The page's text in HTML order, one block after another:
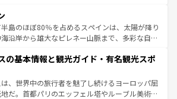
カーナの美しい田園風景やアマルフィ海岸の絶
然景観も見逃せない。観光の合間には、本場の
タなど、絶品のイタリア料理を堪能することも
るイタリアで、忘れられない旅をしてみよう！
のイタリア情報は
島のほぼ80％を占めるスペインは、太陽が降り
沿岸から雄大なピレネー山脈まで、多彩な自然
くこの国では、情熱的なフラメンコ、熱気あふ
そして美味しいタパスが生活の一部となってい
ドリードの洗練された雰囲気や、バルセロナの
れた街角から、地方では古代ローマ遺跡や中世
の基本情報と観光ガイド・有名観光スポ
、世界中の旅行者を魅了し続けるヨーロッパ屈
だ。首都パリのエッフェル塔やルーブル美術館